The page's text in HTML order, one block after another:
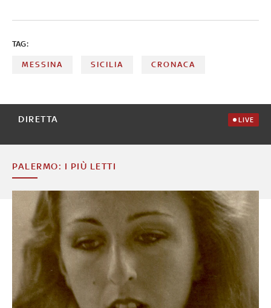
TAG:
MESSINA SICILIA CRONACA
DIRETTA LIVE
PALERMO: I PIÙ LETTI